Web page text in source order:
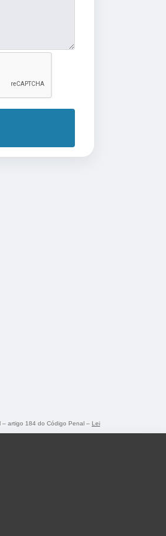
– artigo 184 do Código Penal – Lei